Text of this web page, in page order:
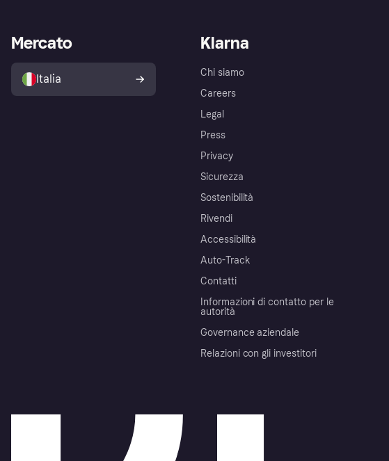
Klarna
Chi siamo
Careers
Legal
Press
Privacy
Sicurezza
Sostenibilità
Rivendi
Accessibilità
Auto-Track
Contatti
Informazioni di contatto per le
autorità
Governance aziendale
Relazioni con gli investitori
Mercato
Italia